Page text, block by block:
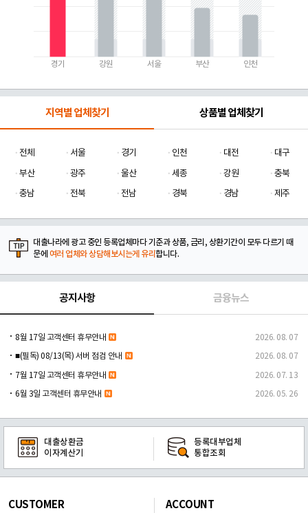
경기 강원 서울 부산 인천
지역별 업체찾기 상품별 업체찾기
전체 서울 경기 인천 대전
대구
부산
광주 울산 세종 강원
충북
충남
전북 전남 경북 경남 제주
대출나라에 광고 중인 등록업체마다 기준과 상품, 금리, 상환기간이 모두 다르기 때
문에 여러 업체와 상담해보시는게 유리합니다.
공지사항 금융뉴스
8월 17일 고객센터 휴무안내 2026. 08. 07
■(필독) 08/13(목) 서버 점검 안내 2026. 08. 07
7월 17일 고객센터 휴무안내 2026. 07. 13
6월 3일 고객센터 휴무안내 2026. 05. 26
대출상환금
이자계산기
등록대부업체
통합조회
CUSTOMER ACCOUNT